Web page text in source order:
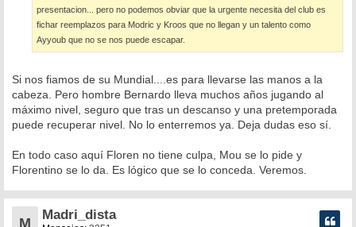
presentacion... pero no podemos obviar que la urgente necesita del club es
fichar reemplazos para Modric y Kroos que no llegan y un talento como
Ayyoub que no se nos puede escapar.
Si nos fiamos de su Mundial....es para llevarse las manos a la
cabeza. Pero hombre Bernardo lleva muchos años jugando al
máximo nivel, seguro que tras un descanso y una pretemporada
puede recuperar nivel. No lo enterremos ya. Deja dudas eso sí.
En todo caso aquí Floren no tiene culpa, Mou se lo pide y
Florentino se lo da. Es lógico que se lo conceda. Veremos.
M
Madri_dista